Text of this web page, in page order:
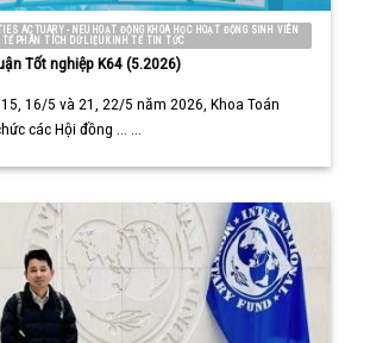
ACTUARY - NEU HOẠT ĐỘNG KHOA HỌC HOẠT ĐỘNG SINH VIÊN
TẾ PHÂN TÍCH DỮ LIỆU KINH TẾ TIN TỨC
Tốt nghiệp K64 (5.2026)
16/5 và 21, 22/5 năm 2026, Khoa Toán
các Hội đồng ... ...